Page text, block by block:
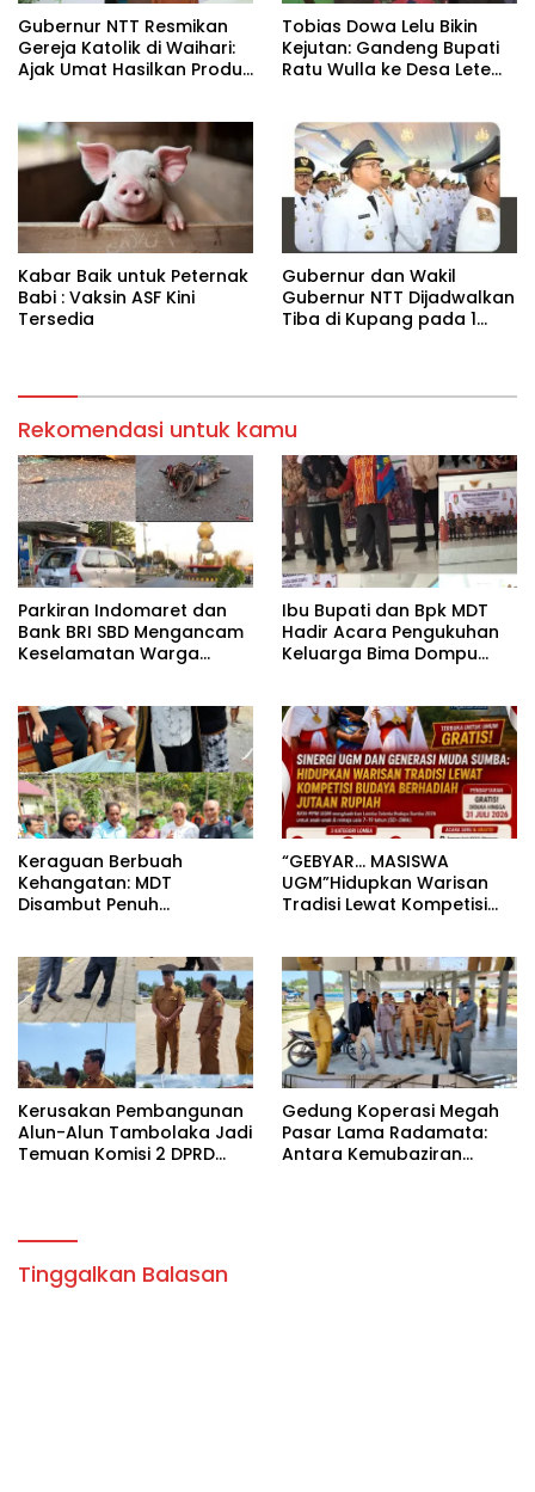
Gubernur NTT Resmikan
Gereja Katolik di Waihari:
Ajak Umat Hasilkan Produk
Tobias Dowa Lelu Bikin
Kejutan: Gandeng Bupati
Ratu Wulla ke Desa Lete
Kabar Baik untuk Peternak
Babi : Vaksin ASF Kini
Tersedia
Gubernur dan Wakil
Gubernur NTT Dijadwalkan
Tiba di Kupang pada 1
Rekomendasi untuk kamu
Parkiran Indomaret dan
Bank BRI SBD Mengancam
Keselamatan Warga
Perhubungan dan
Satlantas Didesak
Bertindak Tegas!
Ibu Bupati dan Bpk MDT
Hadir Acara Pengukuhan
Keluarga Bima Dompu
Gedung Fortuna
Radamata.
Keraguan Berbuah
Kehangatan: MDT
Disambut Penuh
Kecamatan Palla, Ama
Aris Weekaredi
“GEBYAR… MASISWA
UGM”Hidupkan Warisan
Tradisi Lewat Kompetisi
Berhadiah Jutaan Rupiah.
Kerusakan Pembangunan
Alun-Alun Tambolaka Jadi
Temuan Komisi 2 DPRD
Gedung Koperasi Megah
Pasar Lama Radamata:
Antara Kemubaziran
Tinggalkan Balasan